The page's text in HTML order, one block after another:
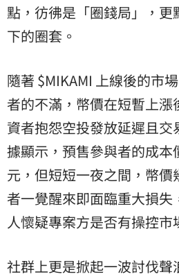
點，彷彿是「圈錢局」，
下的圈套。
隨著 $MIKAMI 上線後的市
者的不滿，幣價在短暫上
資者抱怨空投發放延遲且
據顯示，預售參與者的成本
元，但短短一夜之間，幣
者一覺醒來即面臨重大損
人懷疑專案方是否有操控市
社群上更是掀起一波討伐聲